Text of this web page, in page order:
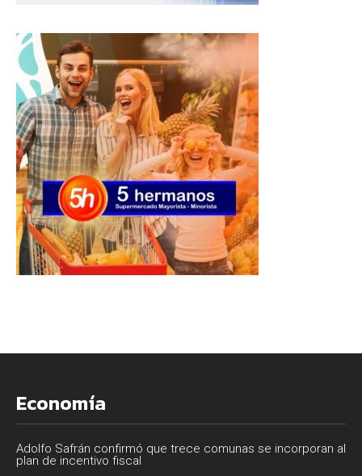
Economía
Adolfo Safrán confirmó que trece comunas se incorporan al
plan de incentivo fiscal